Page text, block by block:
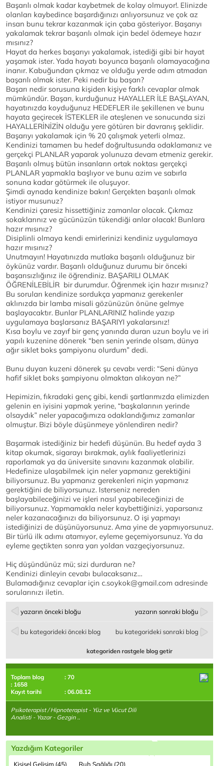
Başarılı olmak kadar kaybetmek de kolay olmuyor!. Elinizde
olanları kaybedince başardığınızı anlıyorsunuz ve çok az
insan bunu tekrar kazanmak için çaba gösteriyor. Başarıyı
yakalamak tekrar başarılı olmak için bedel ödemeye hazır
mısınız?
Hayat da herkes başarıyı yakalamak, istediği gibi bir hayat
yaşamak ister. Yada hayatı boyunca başarılı olamayacağına
inanır. Kabuğundan çıkmaz ve olduğu yerde adım atmadan
başarılı olmak ister. Peki nedir bu başarı?
Başarı nedir sorusuna kişiden kişiye farklı cevaplar almak
mümkündür. Başarı, kurduğunuz HAYALLER İLE BAŞLAYAN,
hayatınızda koyduğunuz HEDEFLER ile şekillenen ve bunu
hayata geçirecek İSTEKLER ile ateşlenen ve sonucunda sizi
HAYALLERİNİZİN olduğu yere götüren bir davranış şeklidir.
Başarıyı yakalamak için % 20 çalışmak yeterli olmaz.
Kendinizi tamamen bu hedef doğrultusunda odaklamanız ve
gerçekçi PLANLAR yaparak yolunuza devam etmeniz gerekir.
Başarılı olmuş bütün insanların ortak noktası gerçekçi
PLANLAR yapmakla başlıyor ve bunu azim ve sabırla
sonuna kadar götürmek ile oluşuyor.
Şimdi aynada kendinize bakın! Gerçekten başarılı olmak
istiyor musunuz?
Kendinizi çaresiz hissettiğiniz zamanlar olacak. Çıkmaz
sokaklarınız ve gücünüzün tükendiği anlar olacak! Bunlara
hazır mısınız?
Disiplinli olmaya kendi emirlerinizi kendiniz uygulamaya
hazır mısınız?
Unutmayın! Hayatınızda mutlaka başarılı olduğunuz bir
öykünüz vardır. Başarılı olduğunuz durumu bir önceki
başarısızlığınız ile öğrendiniz. BAŞARILI OLMAK
ÖĞRENİLEBİLİR bir durumdur. Öğrenmek için hazır mısınız?
Bu soruları kendinize sordukça yapmanız gerekenler
aklınızda bir lamba misali gözünüzün önüne gelmye
başlayacaktır. Bunlar PLANLARINIZ halinde yazıp
uygulamaya başlarsanız BAŞARIYI yakalarsınız!
Kısa boylu ve zayıf bir genç yanında duran uzun boylu ve iri
yapılı kuzenine dönerek “ben senin yerinde olsam, dünya
ağır siklet boks şampiyonu olurdum” dedi.
Bunu duyan kuzeni dönerek şu cevabı verdi: “Seni dünya
hafif siklet boks şampiyonu olmaktan alıkoyan ne?”
Hepimizin, fıkradaki genç gibi, kendi şartlarımızda elimizden
gelenin en iyisini yapmak yerine, “başkalarının yerinde
olsaydık” neler yapacağımıza odaklandığımız zamanlar
olmuştur. Bizi böyle düşünmeye yönlendiren nedir?
Başarmak istediğiniz bir hedefi düşünün. Bu hedef ayda 3
kitap okumak, sigarayı bırakmak, aylık faaliyetlerinizi
raporlamak ya da üniversite sınavını kazanmak olabilir.
Hedefinize ulaşabilmek için neler yapmanız gerektiğini
biliyorsunuz. Bu yapmanız gerekenleri niçin yapmanız
gerektiğini de biliyorsunuz. Isterseniz nereden
başlayabileceğinizi ve işleri nasıl yapabileceğinizi de
biliyorsunuz. Yapmamakla neler kaybettiğinizi, yaparsanız
neler kazanacağınızı da biliyorsunuz. O işi yapmayı
istediğinizi de düşünüyorsunuz. Ama yine de yapmıyorsunuz.
Bir türlü ilk adımı atamıyor, eyleme geçemiyorsunuz. Ya da
eyleme geçtikten sonra yarı yoldan vazgeçiyorsunuz.
Hiç düşündünüz mü; sizi durduran ne?
Kendinizi dinleyin cevabı bulacaksanız…
Bulamadığınız cevaplar için c.soykok@gmail.com adresinde
sorularınızı iletin.
yazarın önceki bloğu yazarın sonraki bloğu
bu kategorideki önceki blog bu kategorideki sonraki blog
kategoriden rastgele blog getir
Toplam blog
: 70
: 1658
Kayıt tarihi
: 06.08.12
Psikoterapist / Hipnoterapist - Yüz ve Vücut Dili
Analisti - Yazar - Gezgin ..
Yazdığım Kategoriler
Kişisel Gelişim (45) Ruh Sağlığı (20)